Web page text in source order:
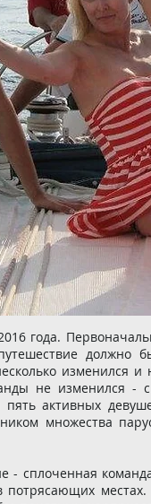
года.
должно
изменился
не изменился -
активных
множества
- сплоченная